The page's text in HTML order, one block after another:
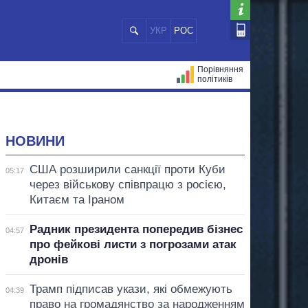
УКР РОС
Порівняння
політиків
НОВИНИ
05:17
США розширили санкції проти Куби
через військову співпрацю з росією,
Китаєм та Іраном
04:57
Радник президента попередив бізнес
про фейкові листи з погрозами атак
дронів
04:39
Трамп підписав укази, які обмежують
право на громадянство за народженням